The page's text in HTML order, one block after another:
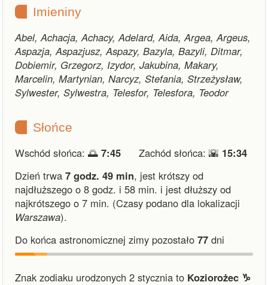
Imieniny
Abel, Achacja, Achacy, Adelard, Aida, Argea, Argeus,
Aspazja, Aspazjusz, Aspazy, Bazyla, Bazyli, Ditmar,
Dobiemir, Grzegorz, Izydor, Jakubina, Makary,
Marcelin, Martynian, Narcyz, Stefania, Strzeżysław,
Sylwester, Sylwestra, Telesfor, Telesfora, Teodor
Słońce
Wschód słońca: 🌅 7:45 Zachód słońca: 🌇 15:34
Dzień trwa 7 godz. 49 min, jest krótszy od
najdłuższego o 8 godz. i 58 min. i jest dłuższy od
najkrótszego o 7 min. (Czasy podano dla lokalizacji
Warszawa).
Do końca astronomicznej zimy pozostało 77 dni
Znak zodiaku urodzonych 2 stycznia to Koziorożec ♑︎